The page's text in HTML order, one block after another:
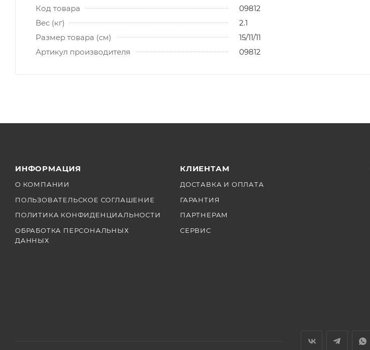
Код товара
09812
Вес (кг)
2.1
Размер товара (см)
15/11/11
Артикул производителя
09812
ИНФОРМАЦИЯ
О КОМПАНИИ
ПОЛЬЗОВАТЕЛЬСКОЕ СОГЛАШЕНИЕ
ПОЛИТИКА КОНФИДЕНЦИАЛЬНОСТИ
ОБРАБОТКА ПЕРСОНАЛЬНЫХ
ДАННЫХ
КЛИЕНТАМ
ДОСТАВКА И ОПЛАТА
ГАРАНТИЯ
ПАРТНЕРАМ
СЕРВИС